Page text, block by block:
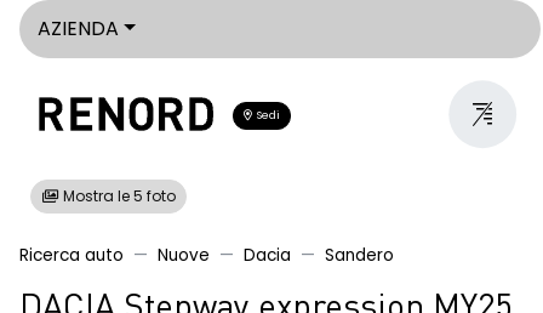
AZIENDA
Sedi
Mostra le 5 foto
Ricerca auto Nuove Dacia Sandero